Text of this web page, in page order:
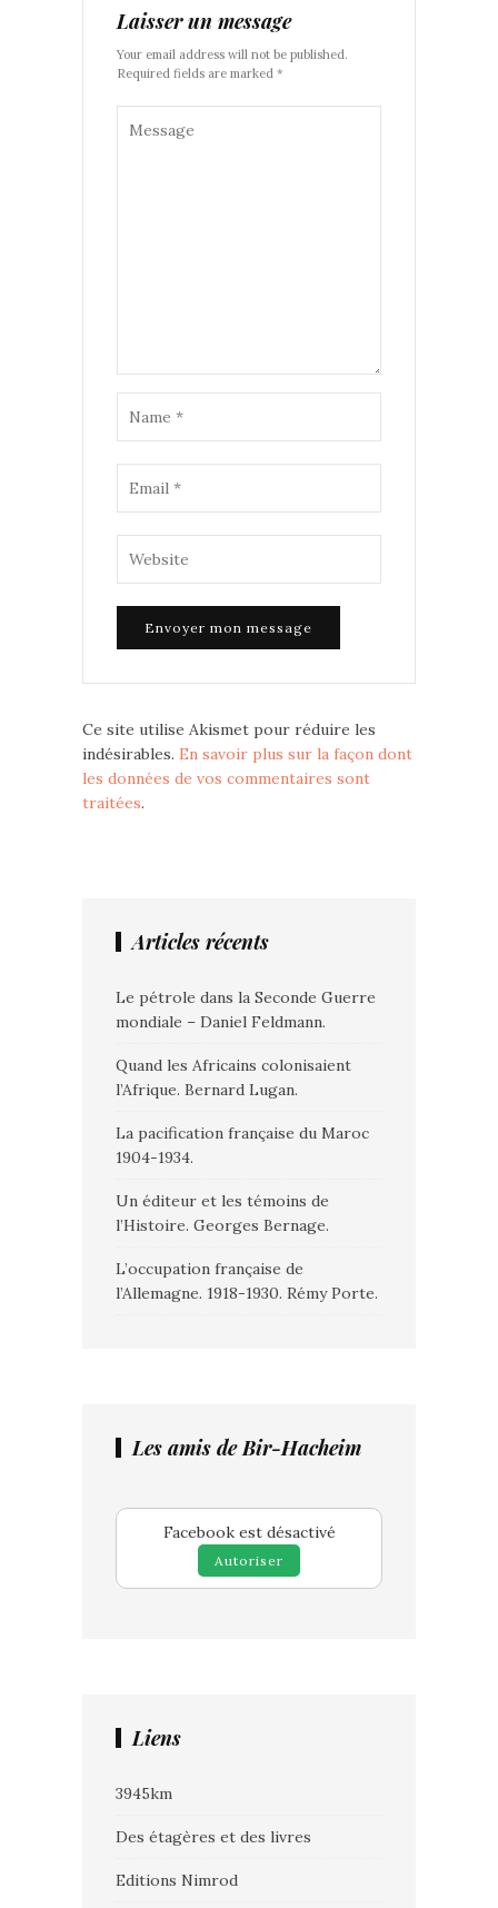
Laisser un message
Your email address will not be published.
Required fields are marked *
Ce site utilise Akismet pour réduire les
indésirables. En savoir plus sur la façon dont
les données de vos commentaires sont
traitées.
Articles récents
Le pétrole dans la Seconde Guerre
mondiale – Daniel Feldmann.
Quand les Africains colonisaient
l’Afrique. Bernard Lugan.
La pacification française du Maroc
1904-1934.
Un éditeur et les témoins de
l’Histoire. Georges Bernage.
L’occupation française de
l’Allemagne. 1918-1930. Rémy Porte.
Les amis de Bir-Hacheim
Facebook est désactivé
Autoriser
Liens
3945km
Des étagères et des livres
Editions Nimrod